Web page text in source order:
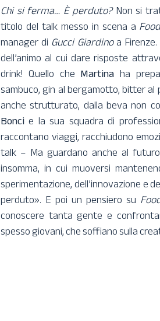
Chi si ferma… È perduto?Non si
titolo del talk messo in scena a
manager di Gucci Giardinoa
dell’animo al cui dare risposte
drink! Quello che Martina ha
sambuco, gin al bergamotto, bitter
anche strutturato, dalla beva non
Bonci e la sua squadra di
raccontano viaggi, racchiudono
talk – Ma guardano anche al
insomma, in cui muoversi
sperimentazione, dell’innovazione e
perduto». E poi un pensiero su
conoscere tanta gente e
spesso giovani, che soffiano sulla